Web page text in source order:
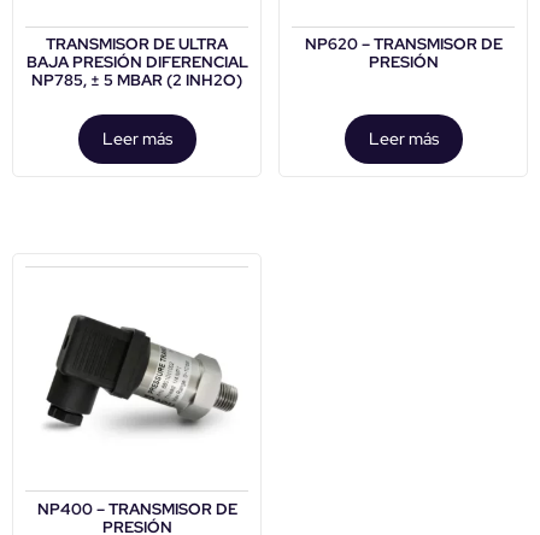
TRANSMISOR DE ULTRA
BAJA PRESIÓN DIFERENCIAL
NP785, ± 5 MBAR (2 INH2O)
Leer más
NP620 – TRANSMISOR DE
PRESIÓN
Leer más
NP400 – TRANSMISOR DE
PRESIÓN